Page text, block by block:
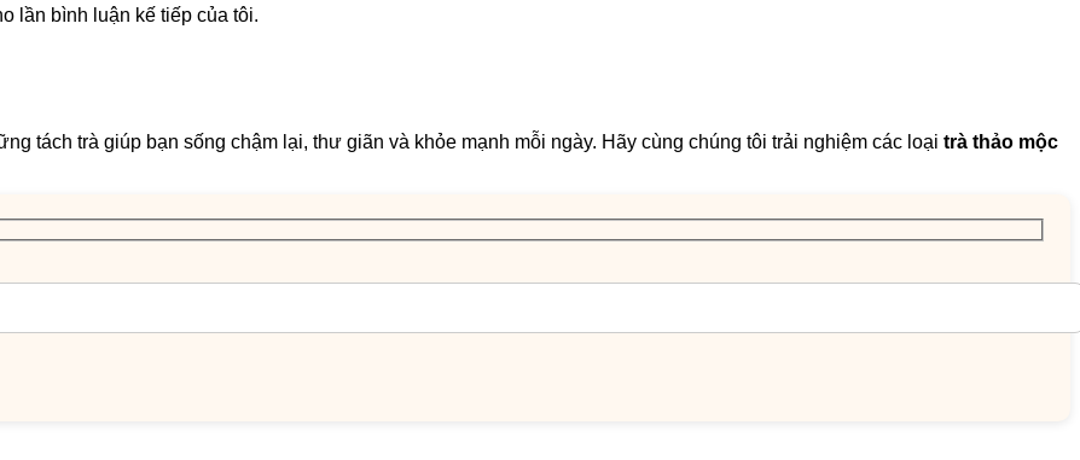
lần bình luận kế tiếp của tôi.
tách trà giúp bạn sống chậm lại, thư giãn và khỏe mạnh mỗi ngày. Hãy cùng chúng tôi trải nghiệm các loại trà thảo mộc